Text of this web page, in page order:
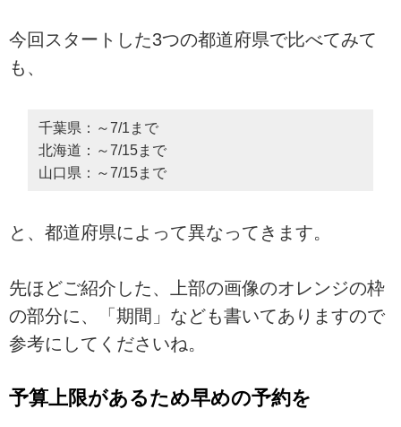
今回スタートした3つの都道府県で比べてみて
も、
千葉県：～7/1まで
北海道：～7/15まで
山口県：～7/15まで
と、都道府県によって異なってきます。
先ほどご紹介した、上部の画像のオレンジの枠
の部分に、「期間」なども書いてありますので
参考にしてくださいね。
予算上限があるため早めの予約を